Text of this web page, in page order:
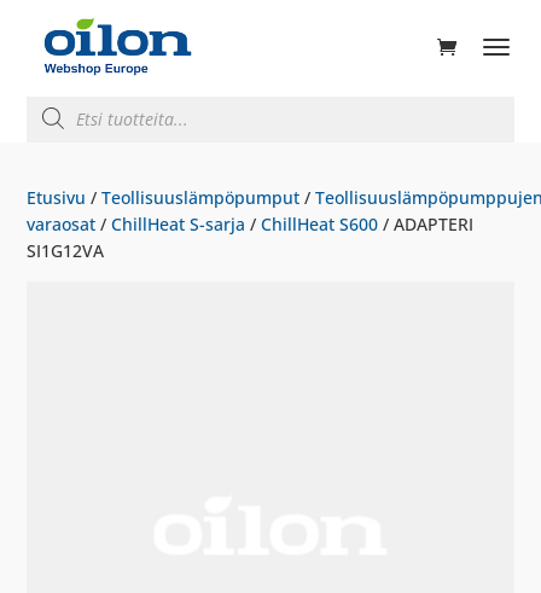
search
Etusivu /Teollisuuslämpöpumput /
varaosat /ChillHeat S-sarja /ChillHeat S600 / ADAPTERI
SI1G12VA